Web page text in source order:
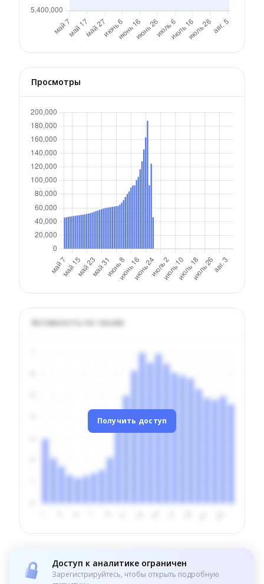
Просмотры
Активность по часам
Получить доступ
Доступ к аналитике ограничен
Зарегистрируйтесь, чтобы открыть подробную